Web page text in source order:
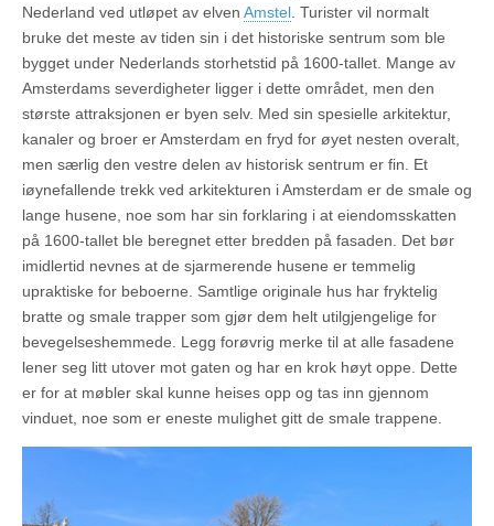
Nederland ved utløpet av elven Amstel. Turister vil normalt
bruke det meste av tiden sin i det historiske sentrum som ble
bygget under Nederlands storhetstid på 1600-tallet. Mange av
Amsterdams severdigheter ligger i dette området, men den
største attraksjonen er byen selv. Med sin spesielle arkitektur,
kanaler og broer er Amsterdam en fryd for øyet nesten overalt,
men særlig den vestre delen av historisk sentrum er fin. Et
iøynefallende trekk ved arkitekturen i Amsterdam er de smale og
lange husene, noe som har sin forklaring i at eiendomsskatten
på 1600-tallet ble beregnet etter bredden på fasaden. Det bør
imidlertid nevnes at de sjarmerende husene er temmelig
upraktiske for beboerne. Samtlige originale hus har fryktelig
bratte og smale trapper som gjør dem helt utilgjengelige for
bevegelseshemmede. Legg forøvrig merke til at alle fasadene
lener seg litt utover mot gaten og har en krok høyt oppe. Dette
er for at møbler skal kunne heises opp og tas inn gjennom
vinduet, noe som er eneste mulighet gitt de smale trappene.